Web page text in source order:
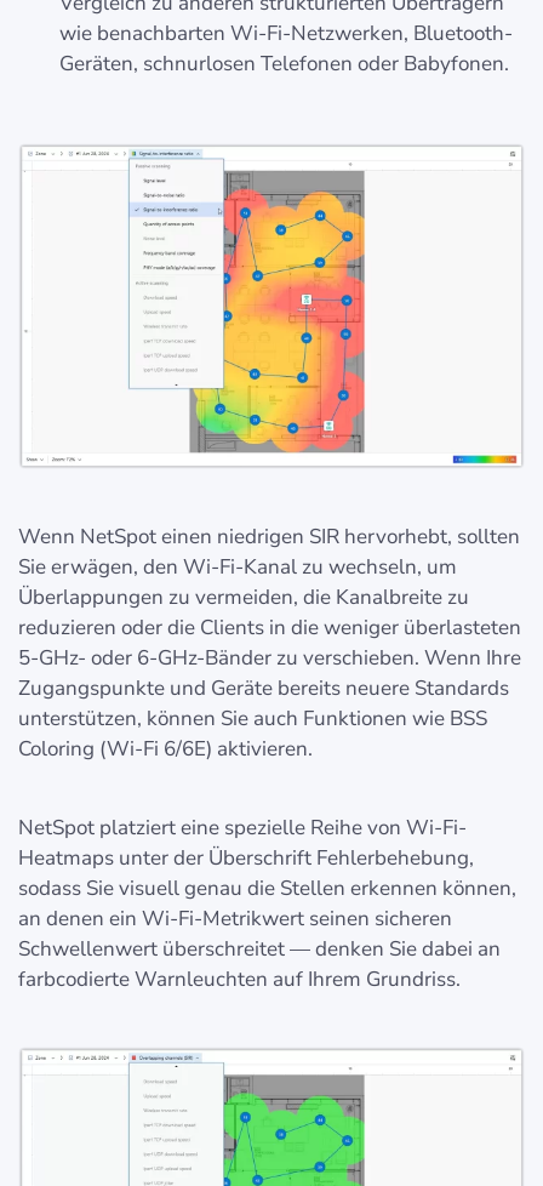
wie benachbarten Wi-Fi-Netzwerken, Bluetooth-
Geräten, schnurlosen Telefonen oder Babyfonen.
Wenn NetSpot einen niedrigen SIR hervorhebt, sollten
Sie erwägen, den Wi-Fi-Kanal zu wechseln, um
Überlappungen zu vermeiden, die Kanalbreite zu
reduzieren oder die Clients in die weniger überlasteten
5-GHz- oder 6-GHz-Bänder zu verschieben. Wenn Ihre
Zugangspunkte und Geräte bereits neuere Standards
unterstützen, können Sie auch Funktionen wie BSS
Coloring (Wi-Fi 6/6E) aktivieren.
NetSpot platziert eine spezielle Reihe von Wi-Fi-
Heatmaps unter der Überschrift Fehlerbehebung,
sodass Sie visuell genau die Stellen erkennen können,
an denen ein Wi-Fi-Metrikwert seinen sicheren
Schwellenwert überschreitet — denken Sie dabei an
farbcodierte Warnleuchten auf Ihrem Grundriss.